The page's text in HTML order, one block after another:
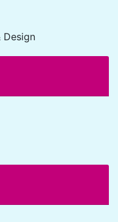
Design